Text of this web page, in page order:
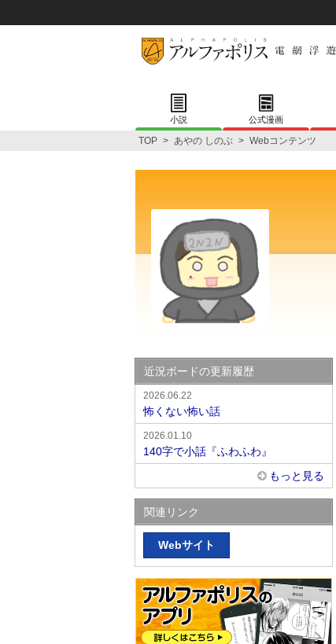
小説 公式漫画
TOP > あやの しのぶ > Webコンテンツ
近況ボードの更新履歴
2026.06.22
怖くない怖い話
2026.01.10
140字で小話『ふわふわ』
もっと見る
関連リンク
Webサイト